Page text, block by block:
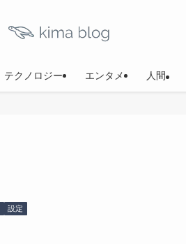
テクノロジー エンタメ 人間
設定